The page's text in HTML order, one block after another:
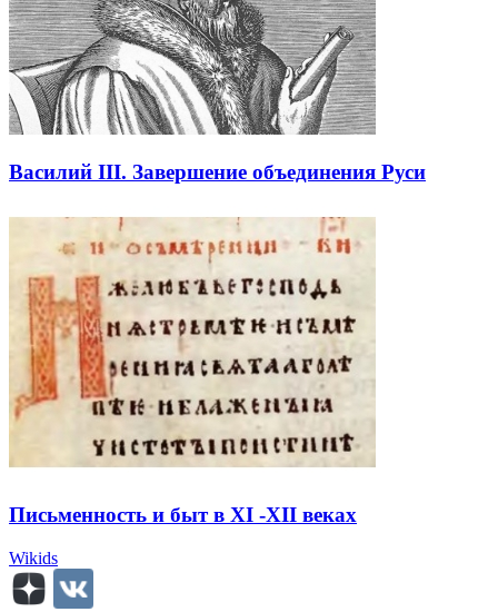
Василий III. Завершение объединения Руси
Письменность и быт в XI -XII веках
Wikids